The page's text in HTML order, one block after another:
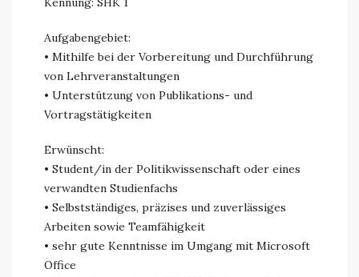
Aufgabengebiet:
• Mithilfe bei der Vorbereitung und Durchführung
von Lehrveranstaltungen
• Unterstützung von Publikations- und
Vortragstätigkeiten
Erwünscht:
• Student/in der Politikwissenschaft oder eines
verwandten Studienfachs
• Selbstständiges, präzises und zuverlässiges
Arbeiten sowie Teamfähigkeit
• sehr gute Kenntnisse im Umgang mit Microsoft
Office